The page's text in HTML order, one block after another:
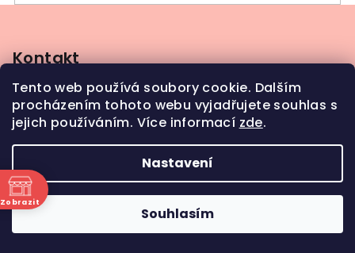
Tento web používá soubory cookie. Dalším
procházením tohoto webu vyjadřujete souhlas s
jejich používáním. Více informací zde.
Nastavení
Souhlasím
p
a
Kontakt
info@bosochod.cz
+420608383289
Zobrazit